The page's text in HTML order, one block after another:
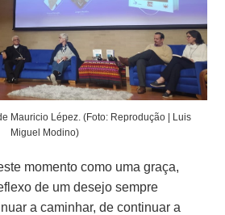
Mauricio Lépez. (Foto: Reprodução | Luis
Miguel Modino)
momento como uma graça,
de um desejo sempre
a caminhar, de continuar a